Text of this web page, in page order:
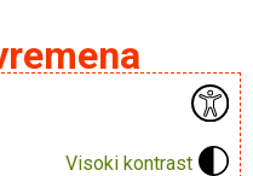
Visoki kontrast
knjiga.